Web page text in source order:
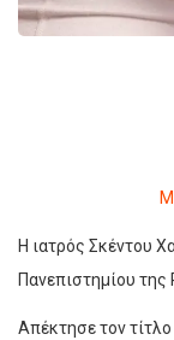
Η ιατρός Σκέντου
Πανεπιστημίου
Απέκτησε τον